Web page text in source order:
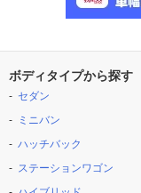
ボディタイプから探す
セダン
ミニバン
ハッチバック
ステーションワゴン